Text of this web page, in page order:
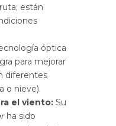
están
óptica
para mejorar
diferentes
o nieve).
el viento: Su
ha sido